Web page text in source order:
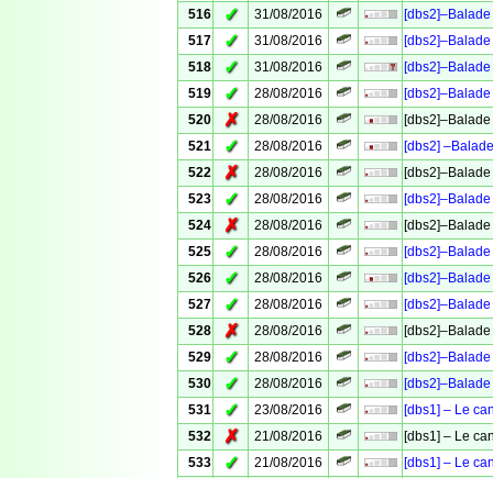
516
✓ 31/08/2016
517
✓ 31/08/2016
518
✓ 31/08/2016
519
✓ 28/08/2016
520
✗ 28/08/2016
521
✓ 28/08/2016
[dbs2]
522
✗ 28/08/2016
523
✓ 28/08/2016
524
✗ 28/08/2016
525
✓ 28/08/2016
526
✓ 28/08/2016
527
✓ 28/08/2016
528
✗ 28/08/2016
529
✓ 28/08/2016
530
✓ 28/08/2016
531
✓ 23/08/2016
[dbs1] – Le
532
✗ 21/08/2016
[dbs1] – Le
533
✓ 21/08/2016
[dbs1] – Le